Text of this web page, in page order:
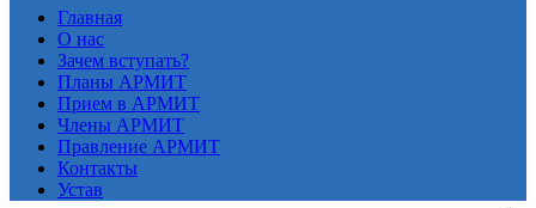
Главная
О нас
Зачем вступать?
Планы АРМИТ
Прием в АРМИТ
Члены АРМИТ
Правление АРМИТ
Контакты
Устав